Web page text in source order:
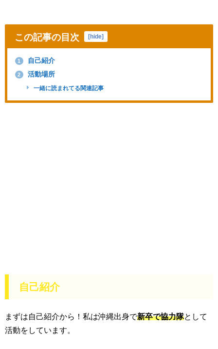
この記事の目次 [hide]
1 自己紹介
2 活動場所
一緒に読まれてる関連記事
自己紹介
まずは自己紹介から！私は沖縄出身で新卒で協力隊として
活動をしています。